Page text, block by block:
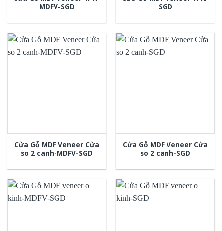
MDFV-SGD
SGD
Cửa Gỗ MDF Veneer Cửa
so 2 canh-MDFV-SGD
Cửa Gỗ MDF Veneer Cửa
so 2 canh-SGD